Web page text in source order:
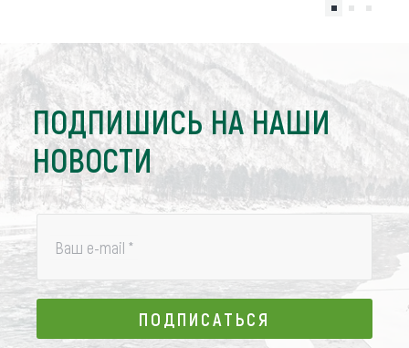
ПОДПИШИСЬ НА НАШИ
НОВОСТИ
Ваш e-mail *
ПОДПИСАТЬСЯ